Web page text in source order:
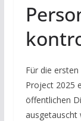
Für die
Project 2025
öffentlichen
ausgetauscht